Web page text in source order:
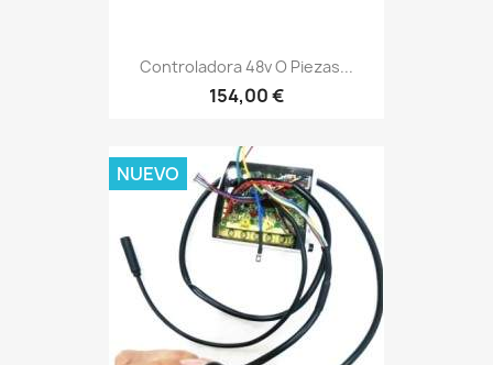
Controladora 48v O Piezas...
154,00 €
NUEVO